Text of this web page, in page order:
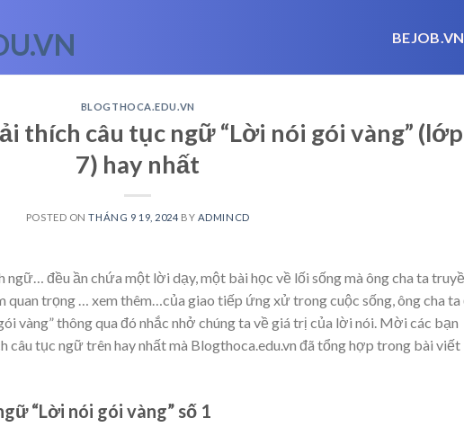
BEJOB.VN
BLOGTHOCA.EDU.VN
thích câu tục ngữ “Lời nói gói vàng” (lớp
7) hay nhất
POSTED ONTHÁNG 9 19, 2024 BY ADMINCD
ngữ… đều ần chứa một lời dạy, một bài học về lối sống mà ông cha ta
quan trọng
… xem thêm… của giao tiếp ứng xử trong cuộc sống, ông cha ta
vàng” thông qua đó nhắc nhở chúng ta về giá trị của lời nói. Mời các bạn
câu tục ngữ trên hay nhất mà Blogthoca.edu.vn đã tổng hợp trong bài viết
“Lời nói gói vàng” số 1